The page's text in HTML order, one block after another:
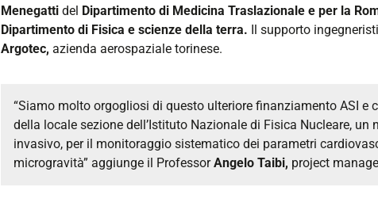
Menegatti del Dipartimento di Medicina Traslazionale e per la
Dipartimento di Fisica e scienze della terra. Il supporto
Argotec, azienda aerospaziale torinese.
“Siamo molto orgogliosi di questo ulteriore finanziamento ASI e
della locale sezione dell’Istituto Nazionale di Fisica Nucleare,
invasivo, per il monitoraggio sistematico dei parametri
microgravità” aggiunge il ProfessorAngelo Taibi, project